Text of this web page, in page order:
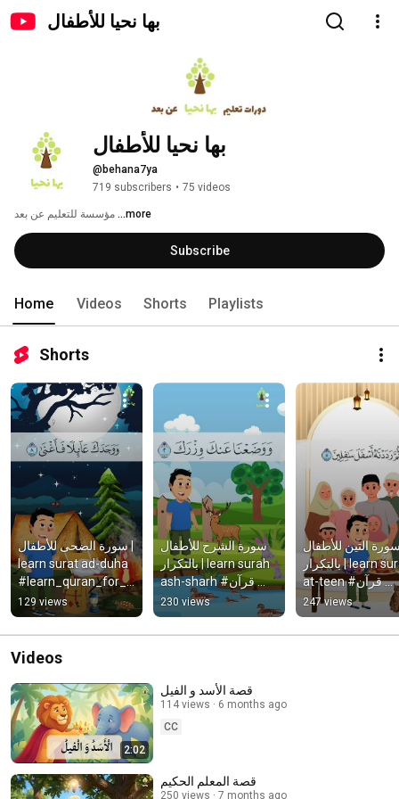
بها نحيا للأطفال
بها نحيا للأطفال
@behana7ya
719 subscribers • 75 videos
...more
Subscribe
Home Videos Shorts Playlists
Shorts
سورة الضحى للأطفال |
learn surat ad-duha
#learn_quran_for_ki
ds  #quran
#تحفيظ_الاطفال
#أطفال #قرآن
129 views
سورة الشرح للأطفال
بالتكرار | learn surah
ash-sharh #قرآن
#اطفال #quran230 views
التين للأطفال
بالتكرار | learn surah
at-teen #قرآن
#أطفال #quran247 views
Videos
2:02
قصة الأسد و الفيل
114 views
6 months ago
CC
قصة المعلم الحكيم
250 views 7 months ago